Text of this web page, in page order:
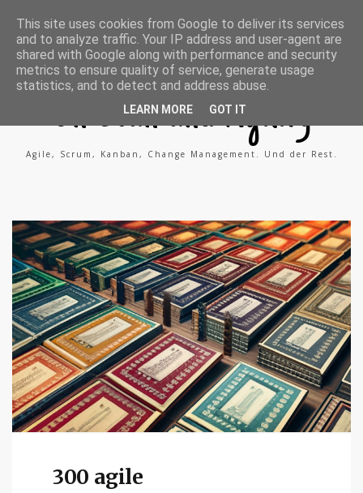
A
g
i
l
e
P
s
X
n
g
L
i
n
k
e
d
On Lean and Agility
Agile, Scrum, Kanban, Change Management. Und der Rest.
300 agile
This site uses cookies from Google to deliver its services
and to analyze traffic. Your IP address and user-agent are
shared with Google along with performance and security
metrics to ensure quality of service, generate usage
statistics, and to detect and address abuse.
LEARN MORE GOT IT